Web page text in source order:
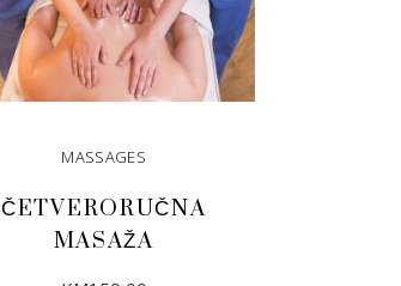
MASSAGES
ČETVERORUČNA
MASAŽA